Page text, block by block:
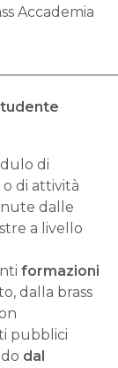
Accademia
di
di attività
dalle
a livello
formazioni
dalla brass
pubblici
dal